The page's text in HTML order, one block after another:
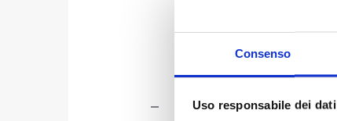
Consenso
Uso responsabile dei dati